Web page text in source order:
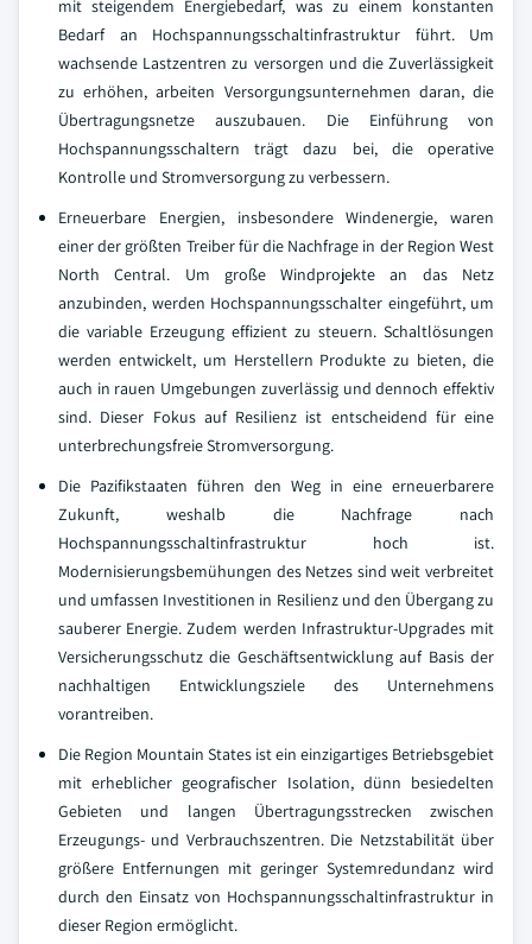
mit steigendem Energiebedarf, was zu einem konstanten
Bedarf an Hochspannungsschaltinfrastruktur führt. Um
wachsende Lastzentren zu versorgen und die Zuverlässigkeit
zu erhöhen, arbeiten Versorgungsunternehmen daran, die
Übertragungsnetze auszubauen. Die Einführung von
Hochspannungsschaltern trägt dazu bei, die operative
Kontrolle und Stromversorgung zu verbessern.
Erneuerbare Energien, insbesondere Windenergie, waren
einer der größten Treiber für die Nachfrage in der Region West
North Central. Um große Windprojekte an das Netz
anzubinden, werden Hochspannungsschalter eingeführt, um
die variable Erzeugung effizient zu steuern. Schaltlösungen
werden entwickelt, um Herstellern Produkte zu bieten, die
auch in rauen Umgebungen zuverlässig und dennoch effektiv
sind. Dieser Fokus auf Resilienz ist entscheidend für eine
unterbrechungsfreie Stromversorgung.
Die Pazifikstaaten führen den Weg in eine erneuerbarere
Zukunft, weshalb die Nachfrage nach
Hochspannungsschaltinfrastruktur hoch ist.
Modernisierungsbemühungen des Netzes sind weit verbreitet
und umfassen Investitionen in Resilienz und den Übergang zu
sauberer Energie. Zudem werden Infrastruktur-Upgrades mit
Versicherungsschutz die Geschäftsentwicklung auf Basis der
nachhaltigen Entwicklungsziele des Unternehmens
vorantreiben.
Die Region Mountain States ist ein einzigartiges Betriebsgebiet
mit erheblicher geografischer Isolation, dünn besiedelten
Gebieten und langen Übertragungsstrecken zwischen
Erzeugungs- und Verbrauchszentren. Die Netzstabilität über
größere Entfernungen mit geringer Systemredundanz wird
durch den Einsatz von Hochspannungsschaltinfrastruktur in
dieser Region ermöglicht.